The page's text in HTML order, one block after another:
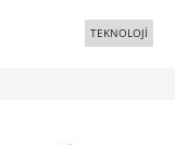
TEKNOLOJİ